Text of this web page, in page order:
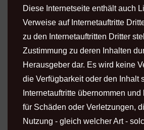
Diese Internetseite enthält auch
Verweise auf Internetauftritte
zu den Internetauftritten Dritter
Zustimmung zu deren Inhalten
Herausgeber dar. Es wird keine
die Verfügbarkeit oder den Inhalt
Internetauftritte übernommen
für Schäden oder Verletzungen,
Nutzung - gleich welcher Art -